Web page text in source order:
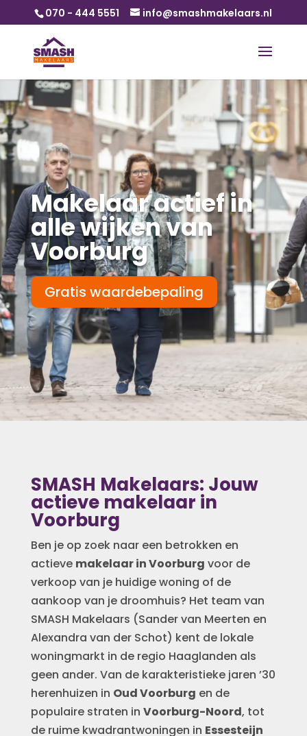
070 - 444 5551 info@smashmakelaars.nl
Makelaar actief in
alle wijken van
Voorburg
Gratis waardebepaling
SMASH Makelaars: Jouw
actieve makelaar in
Voorburg
Ben je op zoek naar een betrokken en
actieve makelaar in Voorburg voor de
verkoop van je huidige woning of de
aankoop van je droomhuis? Het team van
SMASH Makelaars (Sander van Meerten en
Alexandra van der Schot) kent de lokale
woningmarkt in de regio Haaglanden als
geen ander. Van de karakteristieke jaren ’30
herenhuizen in Oud Voorburg en de
populaire straten in Voorburg-Noord, tot
de ruime kwadrantwoningen in Essesteijn